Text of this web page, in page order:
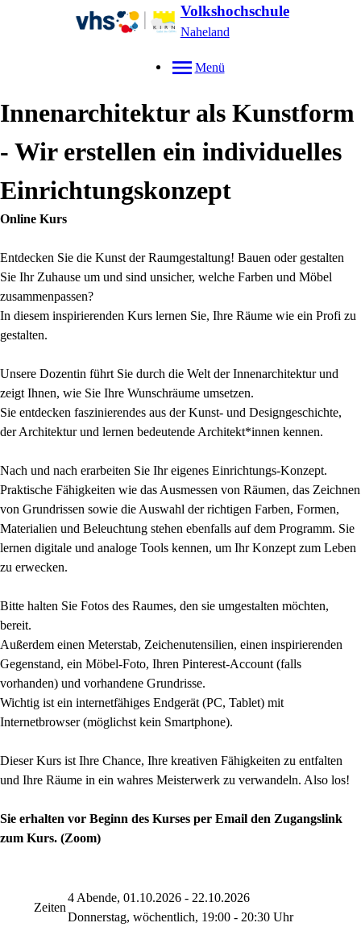
Volkshochschule
Naheland
Menü
Innenarchitektur als Kunstform
- Wir erstellen ein individuelles
Einrichtungskonzept
Online Kurs
Entdecken Sie die Kunst der Raumgestaltung! Bauen oder gestalten
Sie Ihr Zuhause um und sind unsicher, welche Farben und Möbel
zusammenpassen?
In diesem inspirierenden Kurs lernen Sie, Ihre Räume wie ein Profi zu
gestalten.
Unsere Dozentin führt Sie durch die Welt der Innenarchitektur und
zeigt Ihnen, wie Sie Ihre Wunschräume umsetzen.
Sie entdecken faszinierendes aus der Kunst- und Designgeschichte,
der Architektur und lernen bedeutende Architekt*innen kennen.
Nach und nach erarbeiten Sie Ihr eigenes Einrichtungs-Konzept.
Praktische Fähigkeiten wie das Ausmessen von Räumen, das Zeichnen
von Grundrissen sowie die Auswahl der richtigen Farben, Formen,
Materialien und Beleuchtung stehen ebenfalls auf dem Programm. Sie
lernen digitale und analoge Tools kennen, um Ihr Konzept zum Leben
zu erwecken.
Bitte halten Sie Fotos des Raumes, den sie umgestalten möchten,
bereit.
Außerdem einen Meterstab, Zeichenutensilien, einen inspirierenden
Gegenstand, ein Möbel-Foto, Ihren Pinterest-Account (falls
vorhanden) und vorhandene Grundrisse.
Wichtig ist ein internetfähiges Endgerät (PC, Tablet) mit
Internetbrowser (möglichst kein Smartphone).
Dieser Kurs ist Ihre Chance, Ihre kreativen Fähigkeiten zu entfalten
und Ihre Räume in ein wahres Meisterwerk zu verwandeln. Also los!
Sie erhalten vor Beginn des Kurses per Email den Zugangslink
zum Kurs. (Zoom)
Zeiten
4 Abende, 01.10.2026 - 22.10.2026
Donnerstag, wöchentlich, 19:00 - 20:30 Uhr